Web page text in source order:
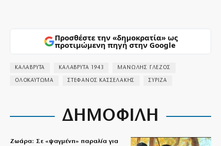
Προσθέστε την «δημοκρατία» ως
προτιμώμενη πηγή στην Google
ΚΑΛΑΒΡΥΤΑ ΚΑΛΑΒΡΥΤΑ 1943 ΜΑΝΩΛΗΣ ΓΛΕΖΟΣ
ΟΛΟΚΑΥΤΩΜΑ ΣΤΕΦΑΝΟΣ ΚΑΣΣΕΛΑΚΗΣ ΣΥΡΙΖΑ
ΔΗΜΟΦΙΛΗ
Ζωάρα: Σε «ψαγμένη» παραλία για